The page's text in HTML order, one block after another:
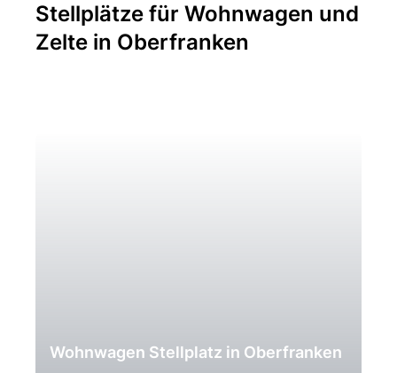
Stellplätze für Wohnwagen und
Zelte in Oberfranken
Wohnwagen Stellplatz in Oberfranken